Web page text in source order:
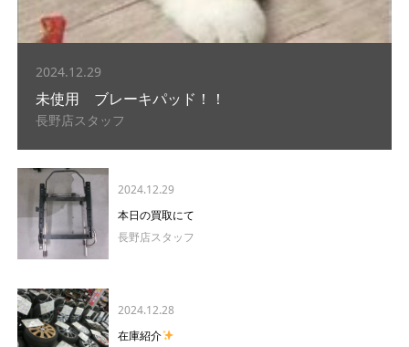
2024.12.29
未使用 ブレーキパッド！！
長野店スタッフ
2024.12.29
本日の買取にて
長野店スタッフ
2024.12.28
在庫紹介